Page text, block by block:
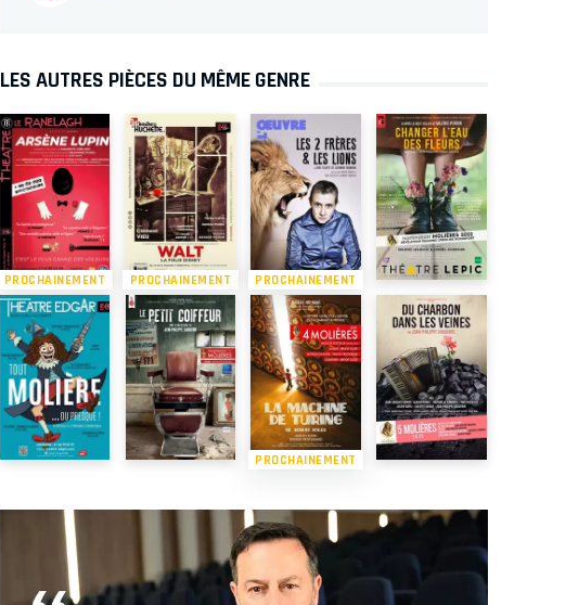
LES AUTRES PIÈCES DU MÊME GENRE
PROCHAINEMENT PROCHAINEMENT PROCHAINEMENT
PROCHAINEMENT